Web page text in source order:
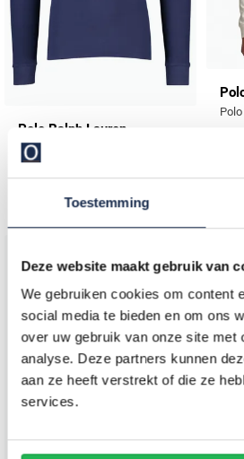
Toestemming
Deze website maakt gebruik van
We gebruiken cookies om content
social media te bieden en om ons
over uw gebruik van onze site met
analyse. Deze partners kunnen
aan ze heeft verstrekt of die ze
services.
Polo Ralph Lauren
€ 116,00
Toevoegen